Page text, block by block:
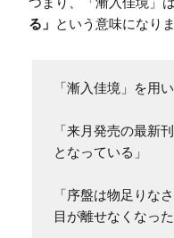
る」 という意味になりま
「漸入佳境」を用
「来月発売の最新
となっている」
「序盤は物足りな
目が離せなくなった